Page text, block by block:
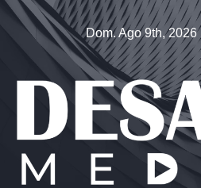
Saltar
contenido
Dom. Ago 9th, 2026